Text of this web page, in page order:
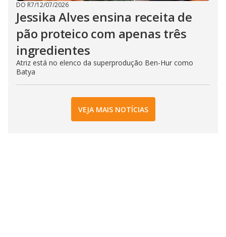
DO R7/12/07/2026
Jessika Alves ensina receita de
pão proteico com apenas três
ingredientes
Atriz está no elenco da superprodução Ben-Hur como
Batya
VEJA MAIS NOTÍCIAS